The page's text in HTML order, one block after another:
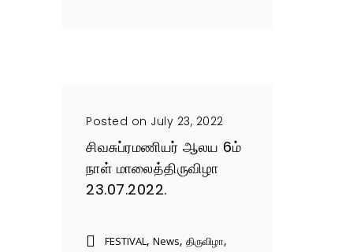
Posted on July 23, 2022
சிவசுப்ரமணியர் ஆலய 6ம்
நாள் மாலைத்திருவிழா
23.07.2022.
FESTIVAL, News, திருவிழா,